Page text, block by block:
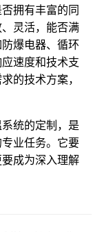
拥有丰富的同
灵活，能否满
爆电器、循环
速度和技术支
的技术方案，
统的定制，是
业任务。它要
成为深入理解